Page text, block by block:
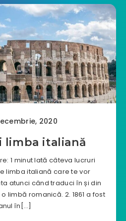
2020
limba italiană
1 minut Iată câteva lucruri
limba italiană care te vor
atunci când traduci în și din
limbă romanică. 2. 1861 a fost
în[…]